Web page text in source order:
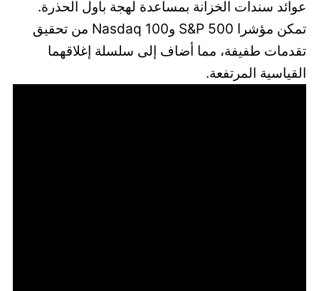
عوائد سندات الخزانة بمساعدة لهجة باول الحذرة.
تمكن مؤشرا S&P 500 وNasdaq 100 من تحقيق
تقدمات طفيفة، مما أضاف إلى سلسلة إغلاقهما
القياسية المرتفعة.